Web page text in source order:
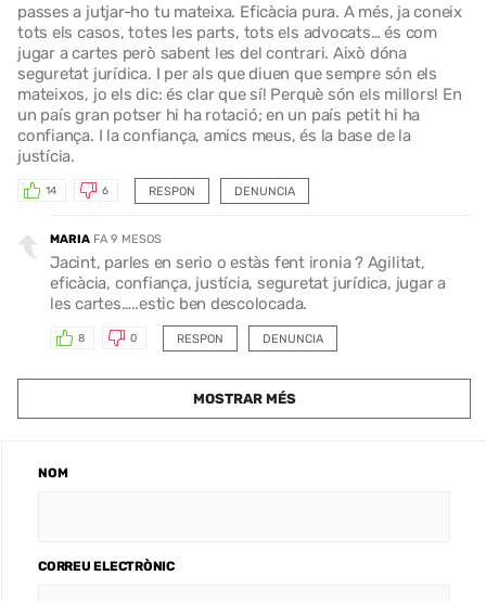
passes a jutjar-ho tu mateixa. Eficàcia pura. A més, ja coneix
tots els casos, totes les parts, tots els advocats… és com
jugar a cartes però sabent les del contrari. Això dóna
seguretat jurídica. I per als que diuen que sempre són els
mateixos, jo els dic: és clar que sí! Perquè són els millors! En
un país gran potser hi ha rotació; en un país petit hi ha
confiança. I la confiança, amics meus, és la base de la
justícia.
RESPON
14 6 DENUNCIA
MARIA FA 9 MESOS
Jacint, parles en serio o estàs fent ironia ? Agilitat,
eficàcia, confiança, justícia, seguretat jurídica, jugar a
les cartes…..estic ben descolocada.
RESPON
8 0 DENUNCIA
MOSTRAR MÉS
NOM
CORREU ELECTRÒNIC